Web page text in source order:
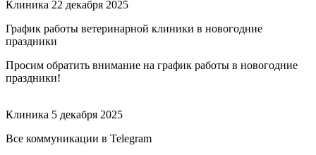
Клиника 22 декабря 2025
График работы ветеринарной клиники в новогодние
праздники
Просим обратить внимание на график работы в новогодние
праздники!
Клиника 5 декабря 2025
Все коммуникации в Telegram